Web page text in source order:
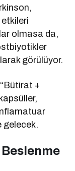
olmasa da,
görülüyor.
+
gelecek.